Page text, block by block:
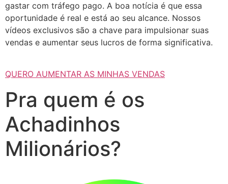
gastar com tráfego pago. A boa notícia é que essa
oportunidade é real e está ao seu alcance. Nossos
vídeos exclusivos são a chave para impulsionar suas
vendas e aumentar seus lucros de forma significativa.
QUERO AUMENTAR AS MINHAS VENDAS
Pra quem é os
Achadinhos
Milionários?